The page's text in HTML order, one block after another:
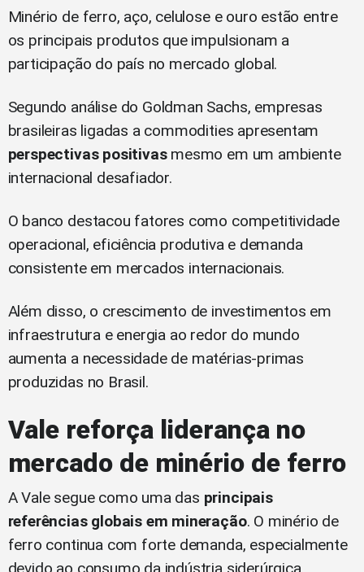
Minério de ferro, aço, celulose e ouro estão entre
os principais produtos que impulsionam a
participação do país no mercado global.
Segundo análise do Goldman Sachs, empresas
brasileiras ligadas a commodities apresentam
perspectivas positivasmesmo em um ambiente
internacional desafiador.
O banco destacou fatores como competitividade
operacional, eficiência produtiva e demanda
consistente em mercados internacionais.
Além disso, o crescimento de investimentos em
infraestrutura e energia ao redor do mundo
aumenta a necessidade de matérias-primas
produzidas no Brasil.
Vale reforça liderança no
mercado de minério de ferro
A Vale segue como uma das principais
referências globais em mineração. O minério de
ferro continua com forte demanda, especialmente
devido ao consumo da indústria siderúrgica